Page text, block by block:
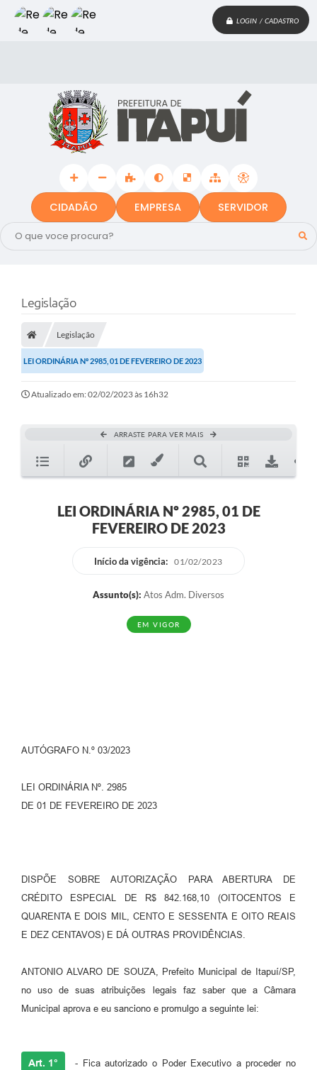
LOGIN / CADASTRO
CIDADÃO EMPRESA SERVIDOR
Legislação
Legislação
LEI ORDINÁRIA Nº 2985, 01 DE FEVEREIRO DE 2023
Atualizado em: 02/02/2023 às 16h32
ARRASTE PARA VER MAIS
LEI ORDINÁRIA Nº 2985, 01 DE
FEVEREIRO DE 2023
Início da vigência: 01/02/2023
Assunto(s): Atos Adm. Diversos
EM VIGOR
AUTÓGRAFO N.º 03/2023
LEI ORDINÁRIA Nº. 2985
DE 01 DE FEVEREIRO DE 2023
DISPÕE SOBRE AUTORIZAÇÃO PARA ABERTURA DE
CRÉDITO ESPECIAL DE R$ 842.168,10 (OITOCENTOS E
QUARENTA E DOIS MIL, CENTO E SESSENTA E OITO REAIS
E DEZ CENTAVOS) E DÁ OUTRAS PROVIDÊNCIAS.
ANTONIO ALVARO DE SOUZA, Prefeito Municipal de Itapuí/SP,
no uso de suas atribuições legais faz saber que a Câmara
Municipal aprova e eu sanciono e promulgo a seguinte lei:
Art. 1° - Fica autorizado o Poder Executivo a proceder no